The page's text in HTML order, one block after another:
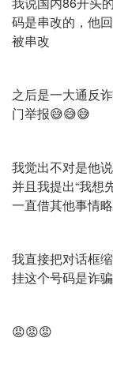
码是串改的，他
被串改
之后是一大通反
门举报😅😅😅
我觉出不对是他
并且我提出“我想
一直借其他事情
我直接把对话框
挂这个号码是诈
😡😡😡